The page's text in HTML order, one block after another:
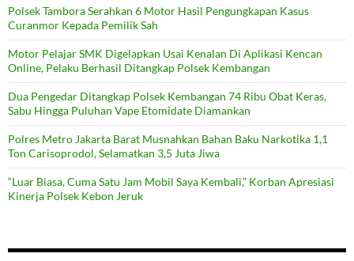
Polsek Tambora Serahkan 6 Motor Hasil Pengungkapan Kasus
Curanmor Kepada Pemilik Sah
Motor Pelajar SMK Digelapkan Usai Kenalan Di Aplikasi Kencan
Online, Pelaku Berhasil Ditangkap Polsek Kembangan
Dua Pengedar Ditangkap Polsek Kembangan 74 Ribu Obat Keras,
Sabu Hingga Puluhan Vape Etomidate Diamankan
Polres Metro Jakarta Barat Musnahkan Bahan Baku Narkotika 1,1
Ton Carisoprodol, Selamatkan 3,5 Juta Jiwa
“Luar Biasa, Cuma Satu Jam Mobil Saya Kembali,” Korban Apresiasi
Kinerja Polsek Kebon Jeruk